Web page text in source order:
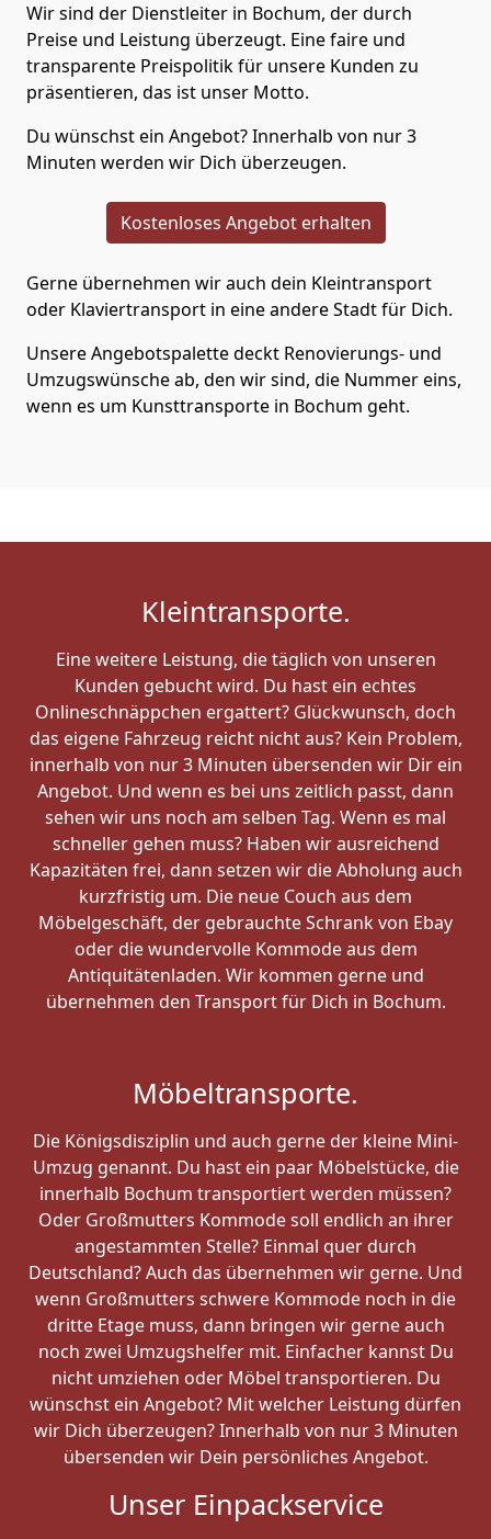
Wir sind der Dienstleiter in Bochum, der durch
Preise und Leistung überzeugt. Eine faire und
transparente Preispolitik für unsere Kunden zu
präsentieren, das ist unser Motto.
Du wünschst ein Angebot? Innerhalb von nur 3
Minuten werden wir Dich überzeugen.
Kostenloses Angebot erhalten
Gerne übernehmen wir auch dein Kleintransport
oder Klaviertransport in eine andere Stadt für Dich.
Unsere Angebotspalette deckt Renovierungs- und
Umzugswünsche ab, den wir sind, die Nummer eins,
wenn es um Kunsttransporte in Bochum geht.
Kleintransporte.
Eine weitere Leistung, die täglich von unseren
Kunden gebucht wird. Du hast ein echtes
Onlineschnäppchen ergattert? Glückwunsch, doch
das eigene Fahrzeug reicht nicht aus? Kein Problem,
innerhalb von nur 3 Minuten übersenden wir Dir ein
Angebot. Und wenn es bei uns zeitlich passt, dann
sehen wir uns noch am selben Tag. Wenn es mal
schneller gehen muss? Haben wir ausreichend
Kapazitäten frei, dann setzen wir die Abholung auch
kurzfristig um. Die neue Couch aus dem
Möbelgeschäft, der gebrauchte Schrank von Ebay
oder die wundervolle Kommode aus dem
Antiquitätenladen. Wir kommen gerne und
übernehmen den Transport für Dich in Bochum.
Möbeltransporte.
Die Königsdisziplin und auch gerne der kleine Mini-
Umzug genannt. Du hast ein paar Möbelstücke, die
innerhalb Bochum transportiert werden müssen?
Oder Großmutters Kommode soll endlich an ihrer
angestammten Stelle? Einmal quer durch
Deutschland? Auch das übernehmen wir gerne. Und
wenn Großmutters schwere Kommode noch in die
dritte Etage muss, dann bringen wir gerne auch
noch zwei Umzugshelfer mit. Einfacher kannst Du
nicht umziehen oder Möbel transportieren. Du
wünschst ein Angebot? Mit welcher Leistung dürfen
wir Dich überzeugen? Innerhalb von nur 3 Minuten
übersenden wir Dein persönliches Angebot.
Unser Einpackservice